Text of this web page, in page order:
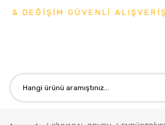
DEĞİŞİM GÜVENLİ ALIŞVERİŞ